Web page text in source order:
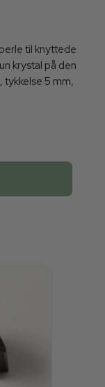
til knyttede
krystal på den
tykkelse 5 mm,